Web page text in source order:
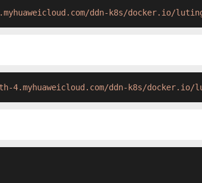
ddn-k8s/docker.io/
4.myhuaweicloud.com/ddn-k8s/